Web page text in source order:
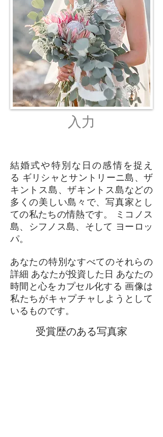
入力
結婚式や特別な日の感情を捉え
る ギリシャとサントリーニ島、ザ
キントス島、ザキントス島などの
多くの美しい島々で、写真家とし
ての私たちの情熱です。
ミコノス
島、シフノス島、そして ヨーロッ
パ。
あなたの特別なすべてのそれらの
詳細 あなたが投資した日 あなたの
時間と心をカプセル化する 画像は
私たちがキャプチャしようとして
いるものです。
受賞歴のある写真家